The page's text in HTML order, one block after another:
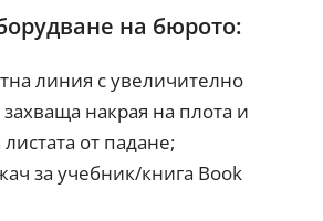
на бюрото:
линия с увеличитeлно
захваща накрая на плота и
от падане;
за учебник/книга Book